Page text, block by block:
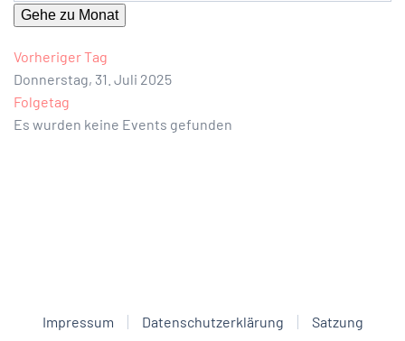
Gehe zu Monat
Vorheriger Tag
Donnerstag, 31. Juli 2025
Folgetag
Es wurden keine Events gefunden
Impressum Datenschutzerklärung
Satzung